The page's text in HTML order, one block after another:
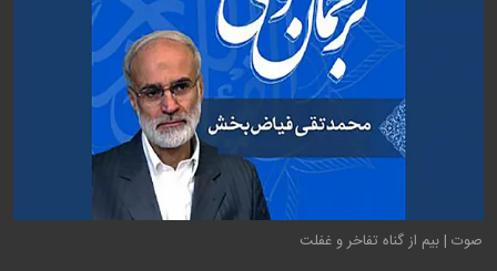
صوت | بیم از گناه تفاخر و غفلت